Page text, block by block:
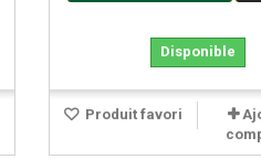
Disponible
Produit favori